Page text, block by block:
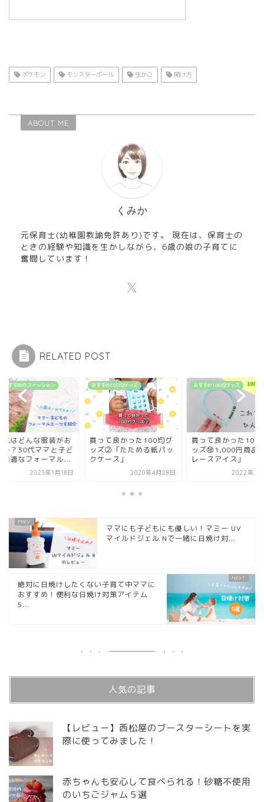
ポケモン モンスターボール 虫かご 開け方
ABOUT ME
くみか
元保育士(幼稚園教諭免許あり)です。 現在は、保育士の
ときの経験や知識を生かしながら、6歳の娘の子育てに
奮闘しています！
RELATED POST
おすすめのファッション
式はどんな服装がお
め？30代ママと子ど
最適なフォーマル...
2023年1月18日
おすすめ100均グッズ
買って良かった100均グ
ッズ②「たためる紙パッ
クケース」
2020年4月28日
おすすめ100均グッズ
買って良かった100
ッズ⑱1,000円商品
レースアイス」
2022年7
ママにも子どもにも優しい！マミー UV
マイルドジェル Nで一緒に日焼け対...
絶対に日焼けしたくない子育て中ママに
おすすめ！便利な日焼け対策アイテム
5...
人気の記事
【レビュー】西松屋のブースターシートを実
際に使ってみました！
赤ちゃんも安心して食べられる！砂糖不使用
のいちごジャム５選